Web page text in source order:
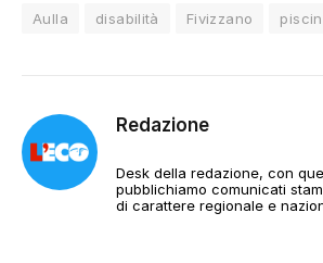
Aulla disabilità Fivizzano
Redazione
Desk della redazione, con
pubblichiamo comunicati
di carattere regionale e